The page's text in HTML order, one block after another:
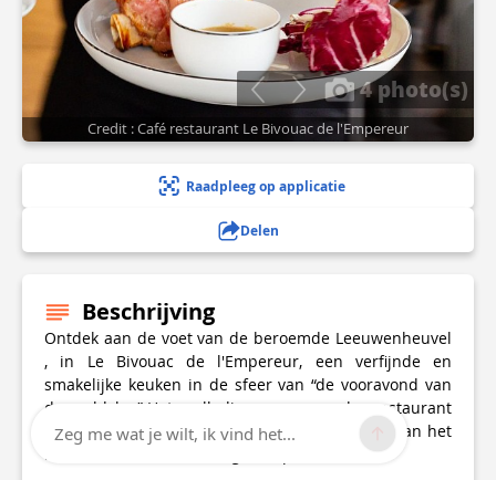
4 photo(s)
Credit : Café restaurant Le Bivouac de l'Empereur
Raadpleeg op applicatie
Delen
Beschrijving
Ontdek aan de voet van de beroemde Leeuwenheuvel
, in Le Bivouac de l'Empereur, een verfijnde en
smakelijke keuken in de sfeer van “de vooravond van
de veldslag”.Het volledig gerenoveerde restaurant
biedt u een authentieke keuken. Profiteer ook van het
mooie terras dat uitzicht geeft op de Heuvel.
Zeg me wat je wilt, ik vind het...